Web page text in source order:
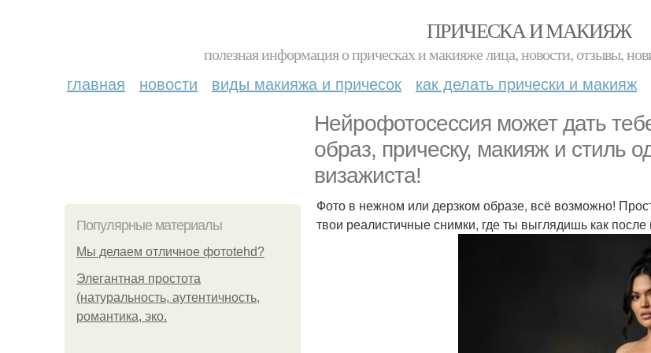
ПРИЧЕСКА И МАКИЯЖ
полезная информация о прическах и макияже лица, новости, отзывы,
главная новости виды макияжа и причесок как делать прически и макияж
Нейрофотосессия может дать
образ, прическу, макияж и стиль
визажиста!
Популярные материалы
Мы делаем отличное фотоtehd?
Элегантная простота
(натуральность, аутентичность,
романтика, эко.
Фото в нежном или дерзком образе, всё возможно!
твои реалистичные снимки, где ты выглядишь как